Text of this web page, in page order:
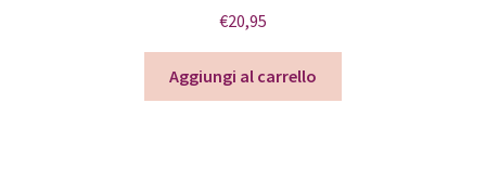
€20,95
Aggiungi al carrello